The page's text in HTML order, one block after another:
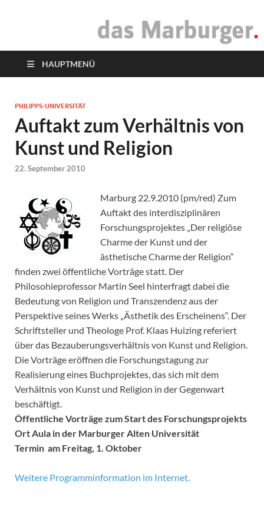
das Marburger.
HAUPTMENÜ
PHILIPPS-UNIVERSITÄT
Auftakt zum Verhältnis von
Kunst und Religion
22. September 2010
Marburg 22.9.2010 (pm/red) Zum
Auftakt des interdisziplinären
Forschungsprojektes „Der religiöse
Charme der Kunst und der
ästhetische Charme der Religion“
finden zwei öffentliche Vorträge statt. Der
Philosohieprofessor Martin Seel hinterfragt dabei die
Bedeutung von Religion und Transzendenz aus der
Perspektive seines Werks „Ästhetik des Erscheinens“. Der
Schriftsteller und Theologe Prof. Klaas Huizing referiert
über das Bezauberungsverhältnis von Kunst und Religion.
Die Vorträge eröffnen die Forschungstagung zur
Realisierung eines Buchprojektes, das sich mit dem
Verhältnis von Kunst und Religion in der Gegenwart
beschäftigt.
Öffentliche Vorträge zum Start des Forschungsprojekts
Ort Aula in der Marburger Alten Universität
Termin am Freitag, 1. Oktober
Weitere Programminformation im Internet.